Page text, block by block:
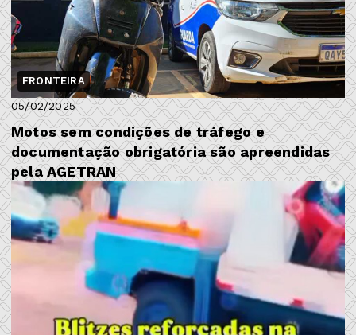
FRONTEIRA
05/02/2025
Motos sem condições de tráfego e
documentação obrigatória são apreendidas
pela AGETRAN